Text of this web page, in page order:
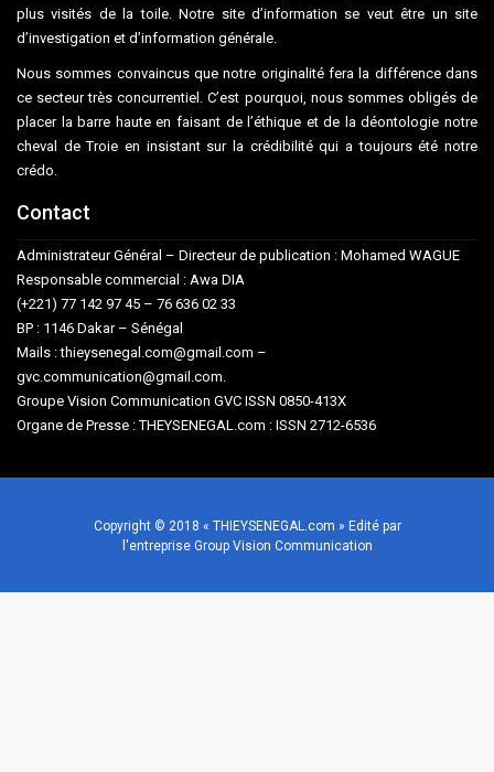
plus visités de la toile. Notre site d’information se veut être un site
d’investigation et d’information générale.
Nous sommes convaincus que notre originalité fera la différence dans
ce secteur très concurrentiel. C’est pourquoi, nous sommes obligés de
placer la barre haute en faisant de l’éthique et de la déontologie notre
cheval de Troie en insistant sur la crédibilité qui a toujours été notre
crédo.
Contact
Administrateur Général – Directeur de publication : Mohamed WAGUE
Responsable commercial : Awa DIA
(+221) 77 142 97 45 – 76 636 02 33
BP : 1146 Dakar – Sénégal
Mails : thieysenegal.com@gmail.com –
gvc.communication@gmail.com.
Groupe Vision Communication GVC ISSN 0850-413X
Organe de Presse : THEYSENEGAL.com : ISSN 2712-6536
Copyright © 2018 « THIEYSENEGAL.com » Edité par
l'entreprise Group Vision Communication